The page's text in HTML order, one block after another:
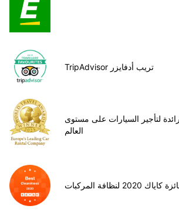
TripAdvisor تريب أدفايزر
لتأجير السيارات على مستوى
العالم
كاياك 2020 لنظافة المركبات